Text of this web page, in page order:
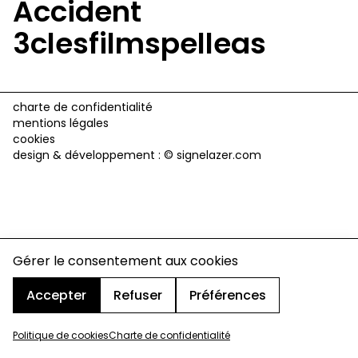
Gérer le consentement aux cookies
Accepter
Refuser Préférences
Politique de cookiesCharte de confidentialité
Accident
3clesfilmspelleas
charte de confidentialité
mentions légales
cookies
design & développement : © signelazer.com